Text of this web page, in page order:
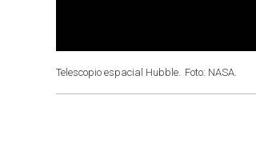
Telescopio espacial Hubble. Foto: NASA.